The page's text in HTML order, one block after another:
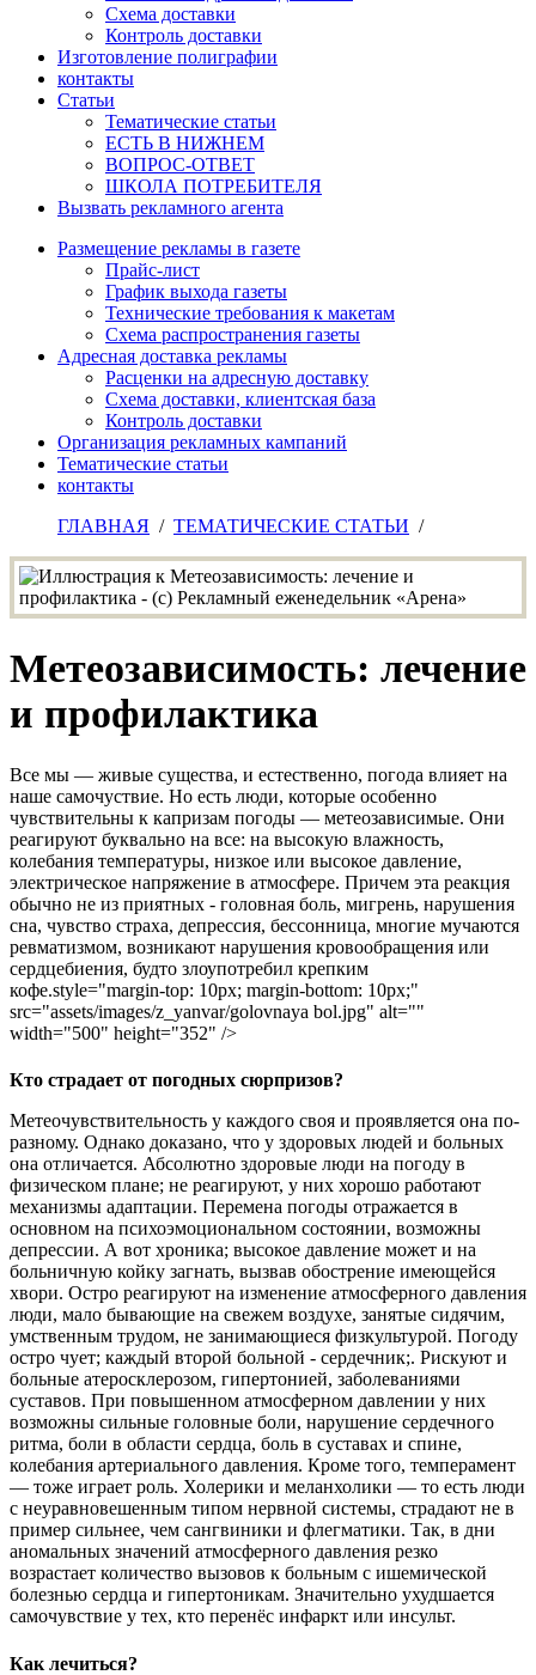
Схема доставки
Контроль доставки
Изготовление полиграфии
контакты
Статьи
Тематические статьи
ЕСТЬ В НИЖНЕМ
ВОПРОС-ОТВЕТ
ШКОЛА ПОТРЕБИТЕЛЯ
Вызвать рекламного агента
Размещение рекламы в газете
Прайс-лист
График выхода газеты
Технические требования к макетам
Схема распространения газеты
Адресная доставка рекламы
Расценки на адресную доставку
Схема доставки, клиентская база
Контроль доставки
Организация рекламных кампаний
Тематические статьи
контакты
ГЛАВНАЯ / ТЕМАТИЧЕСКИЕ СТАТЬИ /
Метеозависимость: лечение
и профилактика
Все мы — живые существа, и естественно, погода влияет на
наше самочуствие. Но есть люди, которые особенно
чувствительны к капризам погоды — метеозависимые. Они
реагируют буквально на все: на высокую влажность,
колебания температуры, низкое или высокое давление,
электрическое напряжение в атмосфере. Причем эта реакция
обычно не из приятных - головная боль, мигрень, нарушения
сна, чувство страха, депрессия, бессонница, многие мучаются
ревматизмом, возникают нарушения кровообращения или
сердцебиения, будто злоупотребил крепким
кофе.style="margin-top: 10px; margin-bottom: 10px;"
src="assets/images/z_yanvar/golovnaya bol.jpg" alt=""
width="500" height="352" />
Кто страдает от погодных сюрпризов?
Метеочувствительность у каждого своя и проявляется она по-
разному. Однако доказано, что у здоровых людей и больных
она отличается. Абсолютно здоровые люди на погоду в
физическом плане; не реагируют, у них хорошо работают
механизмы адаптации. Перемена погоды отражается в
основном на психоэмоциональном состоянии, возможны
депрессии. А вот хроника; высокое давление может и на
больничную койку загнать, вызвав обострение имеющейся
хвори. Остро реагируют на изменение атмосферного давления
люди, мало бывающие на свежем воздухе, занятые сидячим,
умственным трудом, не занимающиеся физкультурой. Погоду
остро чует; каждый второй больной - сердечник;. Рискуют и
больные атеросклерозом, гипертонией, заболеваниями
суставов. При повышенном атмосферном давлении у них
возможны сильные головные боли, нарушение сердечного
ритма, боли в области сердца, боль в суставах и спине,
колебания артериального давления. Кроме того, темперамент
— тоже играет роль. Холерики и меланхолики — то есть люди
с неуравновешенным типом нервной системы, страдают не в
пример сильнее, чем сангвиники и флегматики. Так, в дни
аномальных значений атмосферного давления резко
возрастает количество вызовов к больным с ишемической
болезнью сердца и гипертоникам. Значительно ухудшается
самочувствие у тех, кто перенёс инфаркт или инсульт.
Как лечиться?